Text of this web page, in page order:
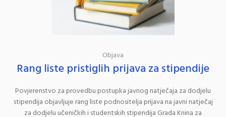
Objava
Rang liste pristiglih prijava za stipendije
Povjerenstvo za provedbu postupka javnog natječaja za dodjelu
stipendija objavljuje rang liste podnositelja prijava na javni natječaj
za dodjelu učeničkih i studentskih stipendija Grada Knina za